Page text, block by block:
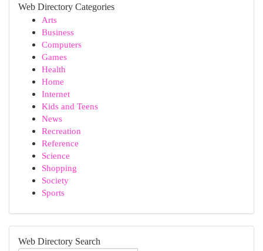
Web Directory Categories
Arts
Business
Computers
Games
Health
Home
Internet
Kids and Teens
News
Recreation
Reference
Science
Shopping
Society
Sports
Web Directory Search